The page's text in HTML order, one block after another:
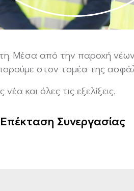
Μέσα από την παροχή
στον τομέα της
και όλες τις εξελίξεις.
Επέκταση Συνεργασίας